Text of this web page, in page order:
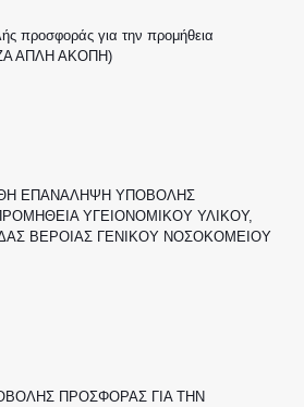
προσφοράς για την προμήθεια
ΑΠΛΗ ΑΚΟΠΗ)
ΕΠΑΝΑΛΗΨΗ ΥΠΟΒΟΛΗΣ
ΥΓΕΙΟΝΟΜΙΚΟΥ ΥΛΙΚΟΥ,
ΒΕΡΟΙΑΣ ΓΕΝΙΚΟΥ ΝΟΣΟΚΟΜΕΙΟΥ
ΠΡΟΣΦΟΡΑΣ ΓΙΑ ΤΗΝ